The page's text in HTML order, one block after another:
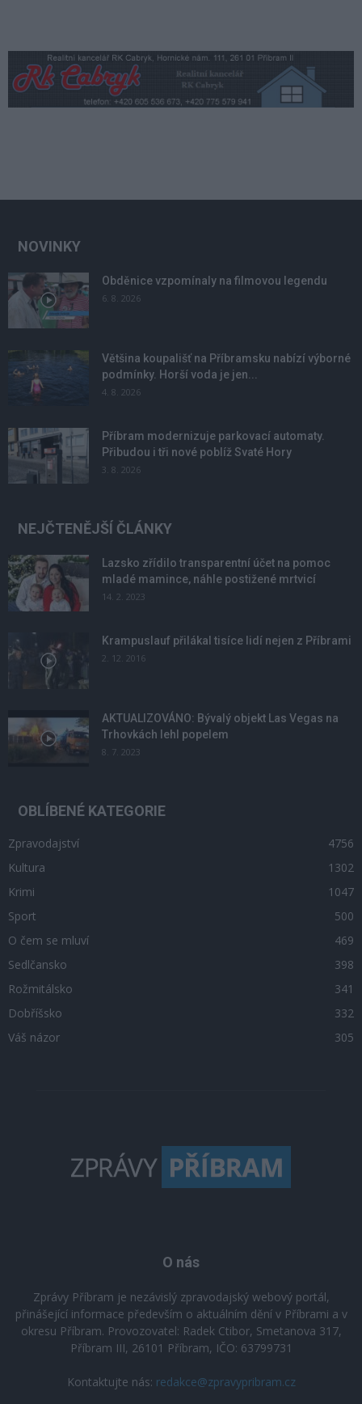
NOVINKY
Obděnice vzpomínaly na filmovou legendu
6. 8. 2026
Většina koupališť na Příbramsku nabízí výborné
podmínky. Horší voda je jen...
4. 8. 2026
Příbram modernizuje parkovací automaty.
Přibudou i tři nové poblíž Svaté Hory
3. 8. 2026
NEJČTENĚJŠÍ ČLÁNKY
Lazsko zřídilo transparentní účet na pomoc
mladé mamince, náhle postižené mrtvicí
14. 2. 2023
Krampuslauf přilákal tisíce lidí nejen z Příbrami
2. 12. 2016
AKTUALIZOVÁNO: Bývalý objekt Las Vegas na
Trhovkách lehl popelem
8. 7. 2023
OBLÍBENÉ KATEGORIE
Zpravodajství
4756
Kultura
1302
Krimi
1047
Sport
500
O čem se mluví
469
Sedlčansko
398
Rožmitálsko
341
Dobříšsko
332
Váš názor
305
O nás
Zprávy Příbram je nezávislý zpravodajský webový portál,
přinášející informace především o aktuálním dění v Příbrami a v
okresu Příbram. Provozovatel: Radek Ctibor, Smetanova 317,
Příbram III, 26101 Příbram, IČO: 63799731
Kontaktujte nás: redakce@zpravypribram.cz